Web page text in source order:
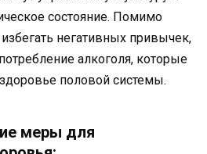
состояние. Помимо
негативных привычек,
алкоголя, которые
половой системы.
меры для